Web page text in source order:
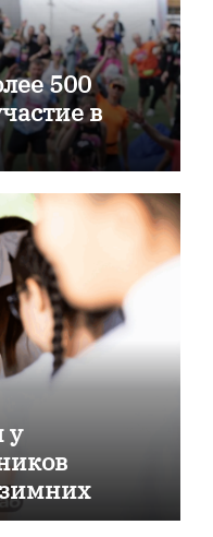
500
в
у